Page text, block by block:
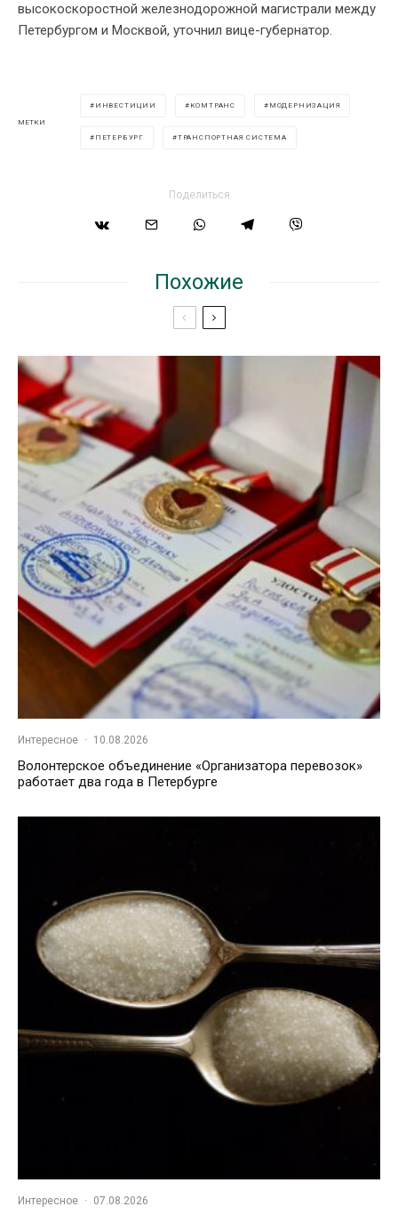
высокоскоростной железнодорожной магистрали между
Петербургом и Москвой, уточнил вице-губернатор.
МЕТКИ
ИНВЕСТИЦИИ КОМТРАНС МОДЕРНИЗАЦИЯ
ПЕТЕРБУРГ ТРАНСПОРТНАЯ СИСТЕМА
Поделиться
Похожие
Интересное · 10.08.2026
Волонтерское объединение «Организатора перевозок»
работает два года в Петербурге
Интересное · 07.08.2026